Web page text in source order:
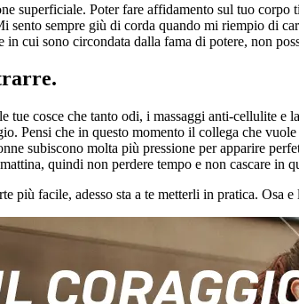
superficiale. Poter fare affidamento sul tuo
sempre giù di corda quando mi riempio di
in cui sono circondata dalla fama di potere, non
tue cosce che tanto odi, i massaggi anti-cellulite
Pensi che in questo momento il collega che
subiscono molta più pressione per apparire
quindi non perdere tempo e non cascare in
più facile, adesso sta a te metterli in pratica.